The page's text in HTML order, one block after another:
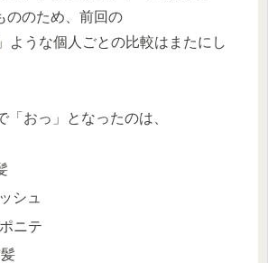
ののため、前回の
」ような個人ごとの比較はまたにし
「おっ」となったのは、
シュ
ニテ